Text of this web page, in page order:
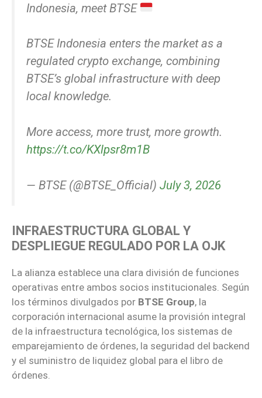
Indonesia, meet BTSE
BTSE Indonesia enters the market as a
regulated crypto exchange, combining
BTSE’s global infrastructure with deep
local knowledge.
More access, more trust, more growth.
https://t.co/KXlpsr8m1B
— BTSE (@BTSE_Official) July 3, 2026
INFRAESTRUCTURA GLOBAL Y
DESPLIEGUE REGULADO POR LA OJK
La alianza establece una clara división de funciones
operativas entre ambos socios institucionales. Según
los términos divulgados por BTSE Group, la
corporación internacional asume la provisión integral
de la infraestructura tecnológica, los sistemas de
emparejamiento de órdenes, la seguridad del backend
y el suministro de liquidez global para el libro de
órdenes.